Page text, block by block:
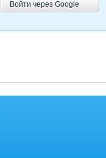
Войти через Google
Войти через Google